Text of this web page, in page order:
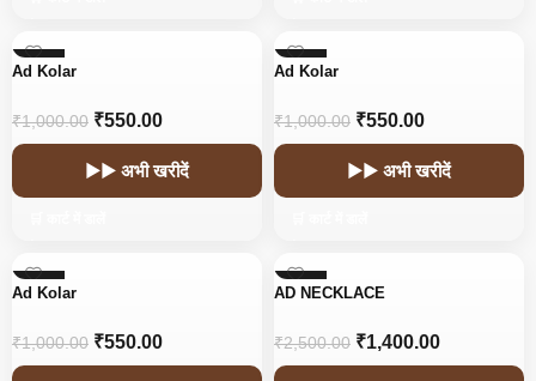
-45%
Ad Kolar
₹1,000.00 ₹550.00
▶▶ अभी खरीदें
-45%
Ad Kolar
₹1,000.00 ₹550.00
▶▶ अभी खरीदें
-45%
Ad Kolar
₹1,000.00 ₹550.00
-44%
AD NECKLACE
₹2,500.00 ₹1,400.00